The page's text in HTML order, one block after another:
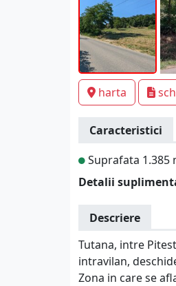
harta
Caracteristici
Suprafata 1.385
Detalii
Descriere
Tutana, intre
intravilan,
Zona in care se